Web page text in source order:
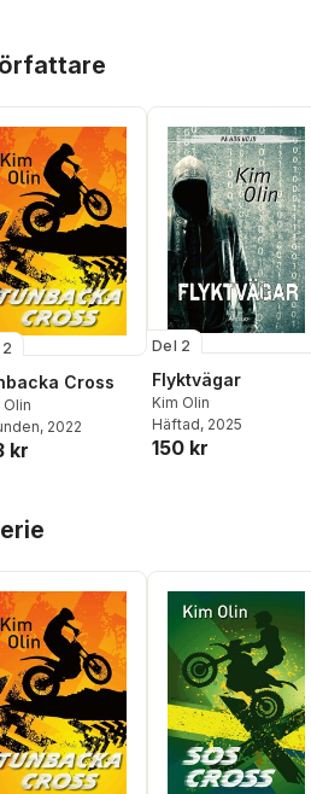
Cross
Olin
, 2022
kr
Del 2
Flyktvägar
Kim Olin
Häftad, 2025
150 kr